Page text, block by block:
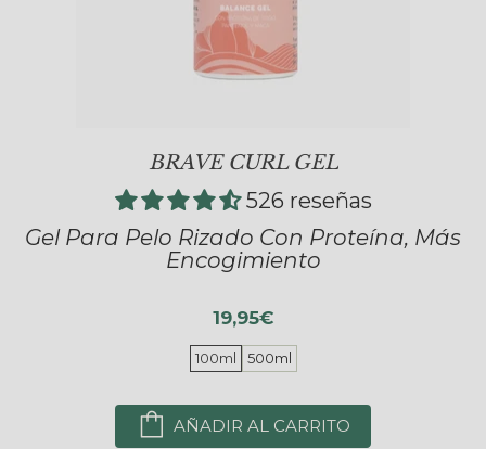
BRAVE CURL GEL
526 reseñas
Gel Para Pelo Rizado Con Proteína, Más
Encogimiento
19,95€
100ml 500ml
AÑADIR AL CARRITO